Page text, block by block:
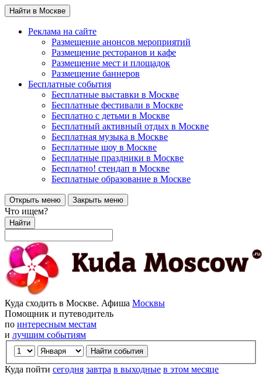
Найти в Москве
Реклама на сайте
Размещение анонсов мероприятий
Размещение ресторанов и кафе
Размещение мест и площадок
Размещение баннеров
Бесплатные события
Бесплатные выставки в Москве
Бесплатные фестивали в Москве
Бесплатно с детьми в Москве
Бесплатный активный отдых в Москве
Бесплатная музыка в Москве
Бесплатные шоу в Москве
Бесплатные праздники в Москве
Бесплатно! стендап в Москве
Бесплатные образование в Москве
Открыть меню Закрыть меню
Что ищем?
Найти
Куда сходить в Москве. Афиша Москвы
Помощник и путеводитель
по интересным местам
и лучшим событиям
Куда пойти сегодня завтра в выходные в этом месяце